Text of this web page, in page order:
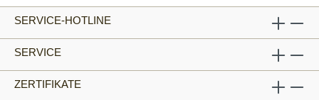
SERVICE-HOTLINE
SERVICE
ZERTIFIKATE